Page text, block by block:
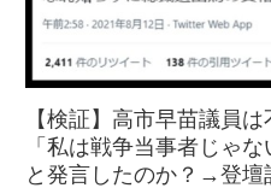
【検証】高市早苗議員
「私は戦争当事者じゃ
と発言したのか？→登壇